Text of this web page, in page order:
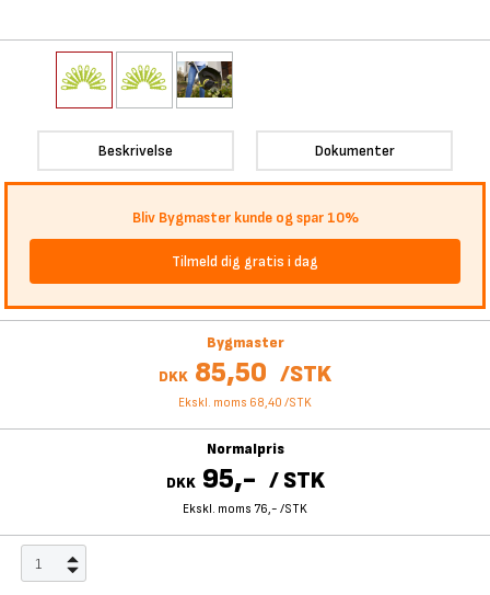
Beskrivelse Dokumenter
Bliv Bygmaster kunde og spar 10%
Tilmeld dig gratis i dag
Bygmaster
DKK 85,50 /STK
Ekskl. moms 68,40 /STK
Normalpris
DKK 95,- / STK
Ekskl. moms 76,- /STK